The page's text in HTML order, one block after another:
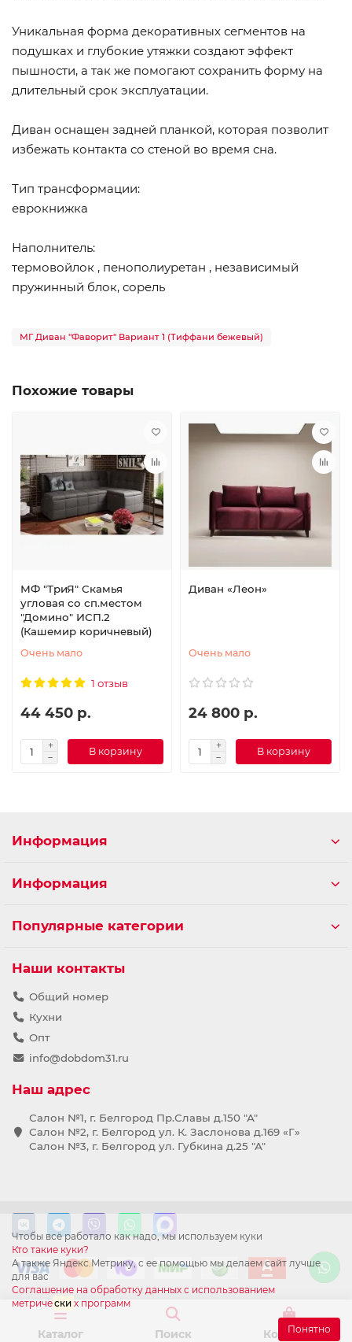
Уникальная форма декоративных сегментов на
подушках и глубокие утяжки создают эффект
пышности, а так же помогают сохранить форму на
длительный срок эксплуатации.
Диван оснащен задней планкой, которая позволит
избежать контакта со стеной во время сна.
Тип трансформации:
еврокнижка
Наполнитель:
термовойлок , пенополиуретан , независимый
пружинный блок, сорель
МГ Диван "Фаворит" Вариант 1 (Тиффани бежевый)
Похожие товары
МФ "ТриЯ" Скамья
угловая со сп.местом
"Домино" ИСП.2
(Кашемир коричневый)
Очень мало
1 отзыв
44 450 р.
В корзину
Диван «Леон»
Очень мало
24 800 р.
В корзину
Чтобы всё работало как надо, мы используем куки
Кто такие куки?
А также Яндекс.Метрику, с ее помощью мы делаем сайт лучше
для вас
Соглашение на обработку данных с использованием
метрически х программ
Понятно
Информация
Информация
Популярные категории
Наши контакты
Общий номер
Кухни
Опт
info@dobdom31.ru
Наш адрес
Салон №1, г. Белгород Пр.Славы д.150 "А"
Салон №2, г. Белгород ул. К. Заслонова д.169 «Г»
Салон №3, г. Белгород ул. Губкина д.25 "А"
Каталог Поиск Корзина